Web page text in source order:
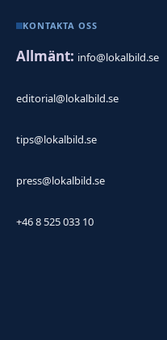
KONTAKTA OSS
Allmänt: info@lokalbild.se
editorial@lokalbild.se
tips@lokalbild.se
press@lokalbild.se
+46 8 525 033 10